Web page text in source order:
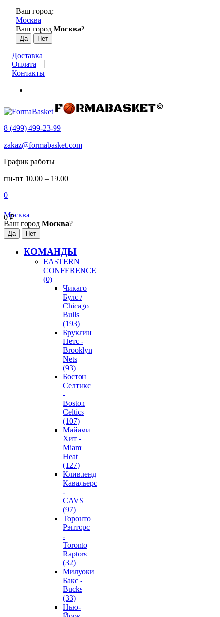
Ваш город:
Москва
Ваш город Москва?
Доставка
Оплата
Контакты
8 (499) 499-23-99
zakaz@formabasket.com
График работы
пн-пт 10.00 – 19.00
0
0₽
Москва
Ваш город Москва?
КОМАНДЫ
EASTERN
CONFERENCE
(0)
Чикаго
Булс /
Chicago
Bulls
(193)
Бруклин
Нетс -
Brooklyn
Nets
(93)
Бостон
Селтикс
-
Boston
Celtics
(107)
Майами
Хит -
Miami
Heat
(127)
Кливленд
Кавальерс
-
CAVS
(97)
Торонто
Рэпторс
-
Toronto
Raptors
(32)
Милуоки
Бакс -
Bucks
(33)
Нью-